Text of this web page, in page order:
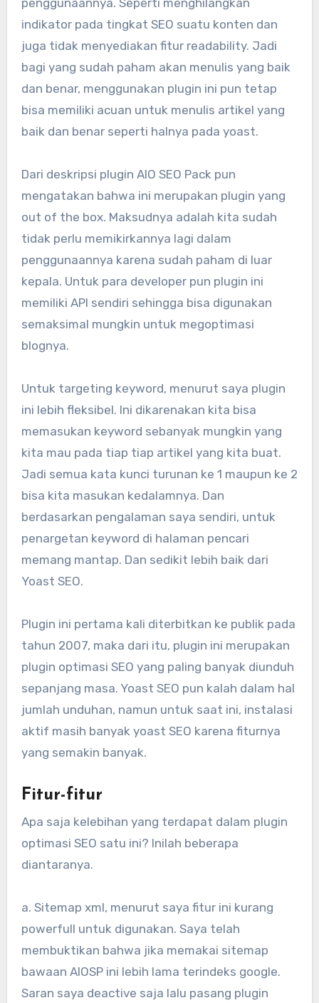
indikator pada tingkat SEO suatu konten dan
juga tidak menyediakan fitur readability. Jadi
bagi yang sudah paham akan menulis yang baik
dan benar, menggunakan plugin ini pun tetap
bisa memiliki acuan untuk menulis artikel yang
baik dan benar seperti halnya pada yoast.
Dari deskripsi plugin AIO SEO Pack pun
mengatakan bahwa ini merupakan plugin yang
out of the box. Maksudnya adalah kita sudah
tidak perlu memikirkannya lagi dalam
penggunaannya karena sudah paham di luar
kepala. Untuk para developer pun plugin ini
memiliki API sendiri sehingga bisa digunakan
semaksimal mungkin untuk megoptimasi
blognya.
Untuk targeting keyword, menurut saya plugin
ini lebih fleksibel. Ini dikarenakan kita bisa
memasukan keyword sebanyak mungkin yang
kita mau pada tiap tiap artikel yang kita buat.
Jadi semua kata kunci turunan ke 1 maupun ke 2
bisa kita masukan kedalamnya. Dan
berdasarkan pengalaman saya sendiri, untuk
penargetan keyword di halaman pencari
memang mantap. Dan sedikit lebih baik dari
Yoast SEO.
Plugin ini pertama kali diterbitkan ke publik pada
tahun 2007, maka dari itu, plugin ini merupakan
plugin optimasi SEO yang paling banyak diunduh
sepanjang masa. Yoast SEO pun kalah dalam hal
jumlah unduhan, namun untuk saat ini, instalasi
aktif masih banyak yoast SEO karena fiturnya
yang semakin banyak.
Fitur-fitur
Apa saja kelebihan yang terdapat dalam plugin
optimasi SEO satu ini? Inilah beberapa
diantaranya.
a. Sitemap xml, menurut saya fitur ini kurang
powerfull untuk digunakan. Saya telah
membuktikan bahwa jika memakai sitemap
bawaan AIOSP ini lebih lama terindeks google.
Saran saya deactive saja lalu pasang plugin